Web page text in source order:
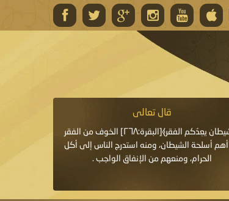
قال تعالى
﴿الشيطان يعِدُكم الفقر﴾[البقرة:٢٦٨] الخوف من الفقر
أسلحة الشيطان، ومنه استدرج الناس إلى أكل
الحرام، ومنعهم من الإنفاق الواجب .